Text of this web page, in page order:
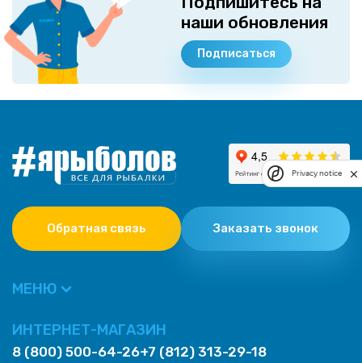
наши обновления
Подписаться
Обратная связь Заказать звонок
МЕНЮ
ИНТЕРНЕТ-МАГАЗИН
8 (800) 500-64-26+7 (812) 313-29-18
Privacy notice